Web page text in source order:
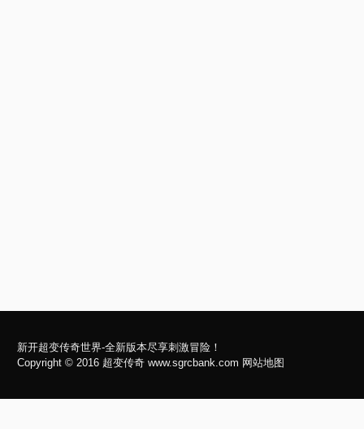
新开超变传奇世界-全新版本尽享刺激冒险！
Copyright © 2016 超变传奇 www.sgrcbank.com 网站地图